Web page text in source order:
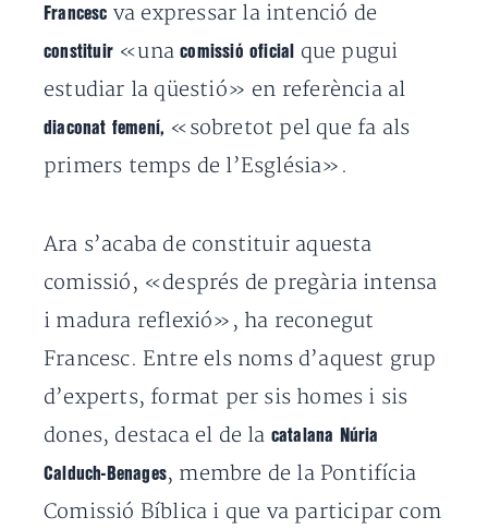
Francesc va expressar la intenció de
constituir «unacomissió oficial que pugui
estudiar la qüestió» en referència al
diaconat femení, «sobretot pel que fa als
primers temps de l’Església».
Ara s’acaba de constituir aquesta
comissió, «després de pregària intensa
i madura reflexió», ha reconegut
Francesc. Entre els noms d’aquest grup
d’experts, format per sis homes i sis
dones, destaca el de la catalana Núria
Calduch-Benages, membre de la Pontifícia
Comissió Bíblica i que va participar com